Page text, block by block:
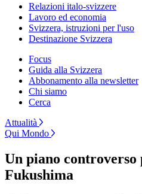
Relazioni italo-svizzere
Lavoro ed economia
Svizzera, istruzioni per l'uso
Destinazione Svizzera
Focus
Guida alla Svizzera
Abbonamento alla newsletter
Chi siamo
Cerca
Attualità
Qui Mondo
Un piano
Fukushima